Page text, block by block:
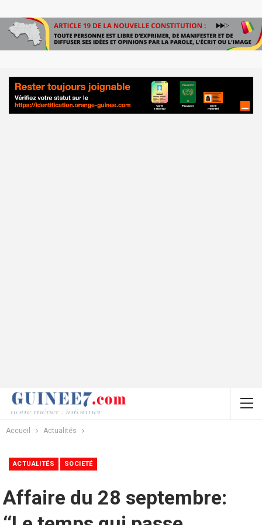
Accueil Actualités
ACTUALITÉS SOCIETÉ
Affaire du 28 septembre: